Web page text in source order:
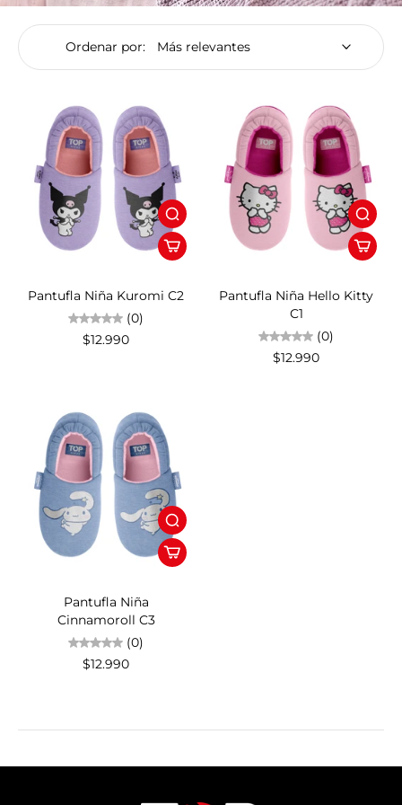
Ordenar por:
Pantufla Niña Kuromi C2
(0)
$12.990
Pantufla Niña Hello Kitty
C1
(0)
$12.990
Pantufla Niña
Cinnamoroll C3
(0)
$12.990